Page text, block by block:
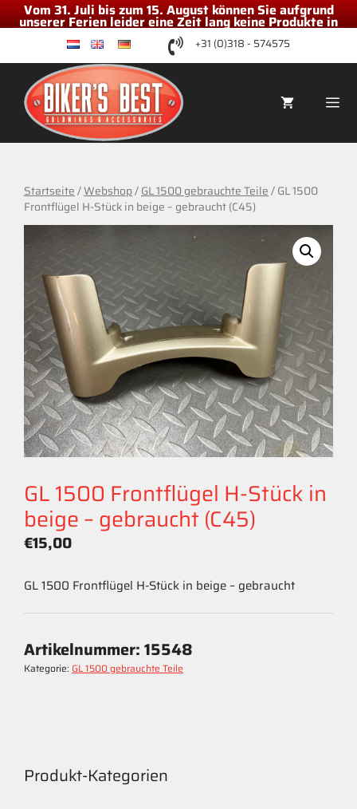
Vom 31. Juli bis zum 15. August können Sie aufgrund
unserer Ferien leider eine Zeit lang keine Produkte in
unserem Shop bestellen
springen
nl en +31 (0)318 - 574575
Startseite/Webshop/GL 1500 gebrauchte Teile/ GL 1500
Frontflügel H-Stück in beige – gebraucht (C45)
GL 1500 Frontflügel H-Stück in
beige – gebraucht (C45)
€15,00
GL 1500 Frontflügel H-Stück in beige – gebraucht
Artikelnummer:15548
Kategorie: GL 1500 gebrauchte Teile
Produkt-Kategorien